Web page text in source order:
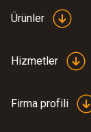
Ürünler
Hizmetler
Firma profili